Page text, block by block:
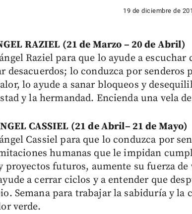
19 de diciembre de
RAZIEL (21 de Marzo – 20 de Abril)
Raziel para que lo ayude a
desacuerdos; lo conduzca por senderos
lo ayude a sanar bloqueos y
y la hermandad. Encienda una vela
CASSIEL (21 de Abril– 21 de Mayo)
Cassiel para que lo conduzca por
humanas que le impidan
proyectos futuros, aumente su fuerza
a cerrar ciclos y a entender que
Semana para trabajar la sabiduría y la
verde.